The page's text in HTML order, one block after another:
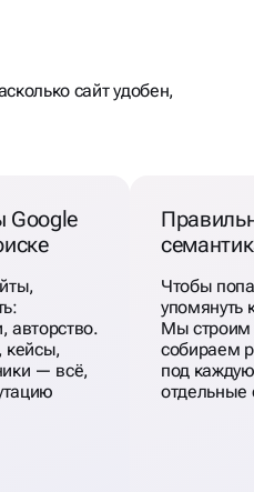
сайт удобен,
Google
авторство.
кейсы,
— всё,
Чтобы
упомянуть
Мы строим
собираем
под
отдельные